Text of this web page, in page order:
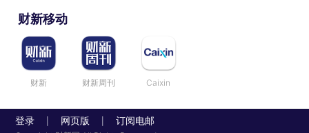
财新移动
财新 财新周刊 Caixin
登录 网页版 订阅电邮